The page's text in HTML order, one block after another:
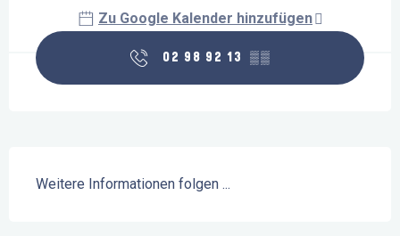
Zu Google Kalender hinzufügen
02 98 92 13 ▒▒
Weitere Informationen folgen ...